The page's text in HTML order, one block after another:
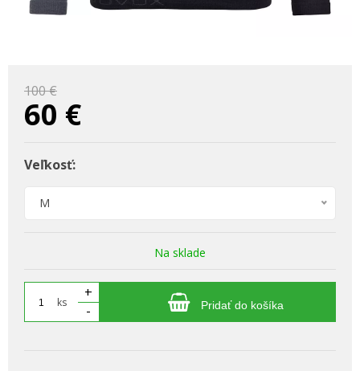
100 €
60 €
Veľkosť:
M
Na sklade
ks
+
-
Pridať do košíka